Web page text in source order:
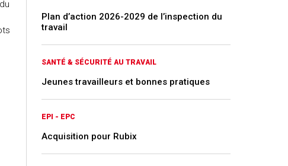
Plan d’action 2026-2029 de l’inspection du
travail
SANTÉ & SÉCURITÉ AU TRAVAIL
Jeunes travailleurs et bonnes pratiques
EPI - EPC
Acquisition pour Rubix